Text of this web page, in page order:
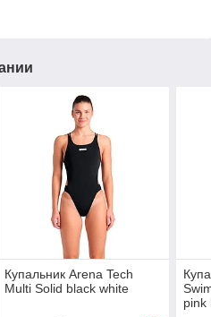
Купальник Arena Tech
Multi Solid black white
pink